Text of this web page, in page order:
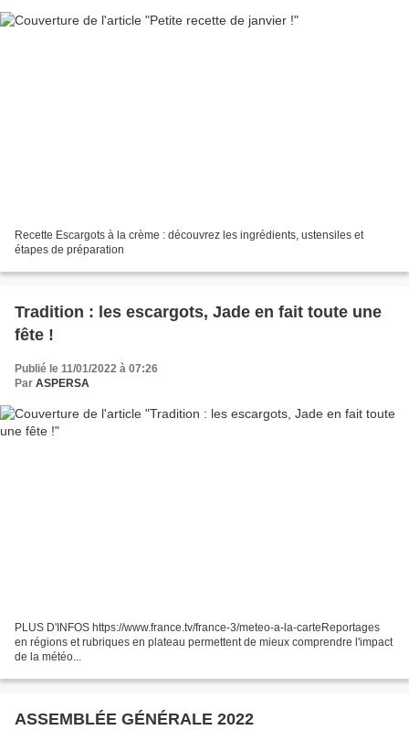
Recette Escargots à la crème : découvrez les ingrédients, ustensiles et
étapes de préparation
Tradition : les escargots, Jade en fait toute une
fête !
Publié le 11/01/2022 à 07:26
Par ASPERSA
PLUS D'INFOS https://www.france.tv/france-3/meteo-a-la-carteReportages
en régions et rubriques en plateau permettent de mieux comprendre l'impact
de la météo...
ASSEMBLÉE GÉNÉRALE 2022